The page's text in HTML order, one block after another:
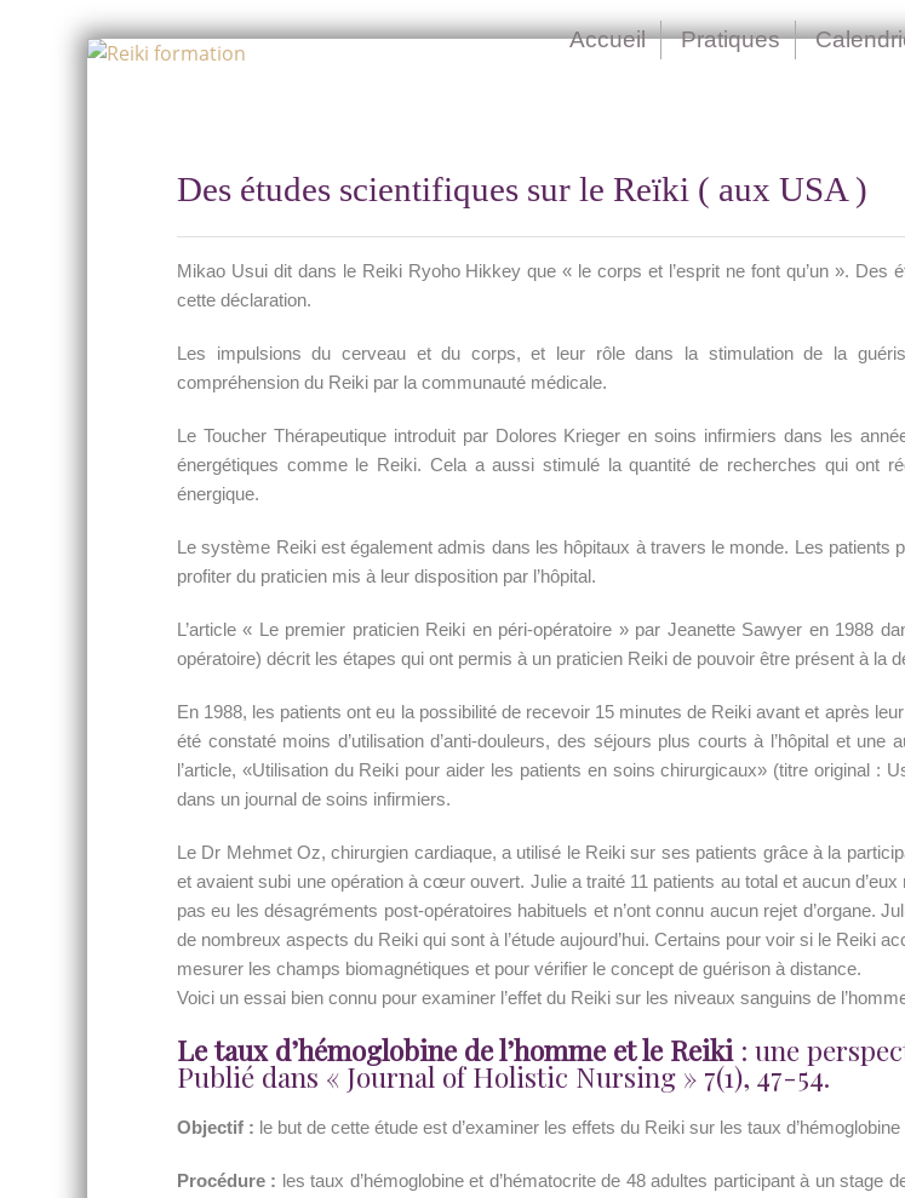
Skip
Accueil Pratiques
Des études scientifiques sur le Reïki ( aux USA )
Mikao Usui dit dans le Reiki Ryoho Hikkey que « le corps et l’esprit ne font qu’un ».
cette déclaration.
Les impulsions du cerveau et du corps, et leur rôle dans la stimulation de la
compréhension du Reiki par la communauté médicale.
Le Toucher Thérapeutique introduit par Dolores Krieger en soins infirmiers dans les
énergétiques comme le Reiki. Cela a aussi stimulé la quantité de recherches qui ont
énergique.
Le système Reiki est également admis dans les hôpitaux à travers le monde. Les
profiter du praticien mis à leur disposition par l’hôpital.
L’article « Le premier praticien Reiki en péri-opératoire » par Jeanette Sawyer en 1988
opératoire) décrit les étapes qui ont permis à un praticien Reiki de pouvoir être présent à la
En 1988, les patients ont eu la possibilité de recevoir 15 minutes de Reiki avant et après
été constaté moins d’utilisation d’anti-douleurs, des séjours plus courts à l’hôpital et
l’article, «Utilisation du Reiki pour aider les patients en soins chirurgicaux» (titre original :
dans un journal de soins infirmiers.
Le Dr Mehmet Oz, chirurgien cardiaque, a utilisé le Reiki sur ses patients grâce à la
et avaient subi une opération à cœur ouvert. Julie a traité 11 patients au total et aucun
pas eu les désagréments post-opératoires habituels et n’ont connu aucun rejet d’organe.
de nombreux aspects du Reiki qui sont à l’étude aujourd’hui. Certains pour voir si le Reiki
mesurer les champs biomagnétiques et pour vérifier le concept de guérison à distance.
Voici un essai bien connu pour examiner l’effet du Reiki sur les niveaux sanguins de
Le taux d’hémoglobine de l’homme et le Reiki : une
Publié dans « Journal of Holistic Nursing » 7(1), 47-54.
Objectif : le but de cette étude est d’examiner les effets du Reiki sur les taux d’hémoglobine
Procédure : les taux d’hémoglobine et d’hématocrite de 48 adultes participant à un